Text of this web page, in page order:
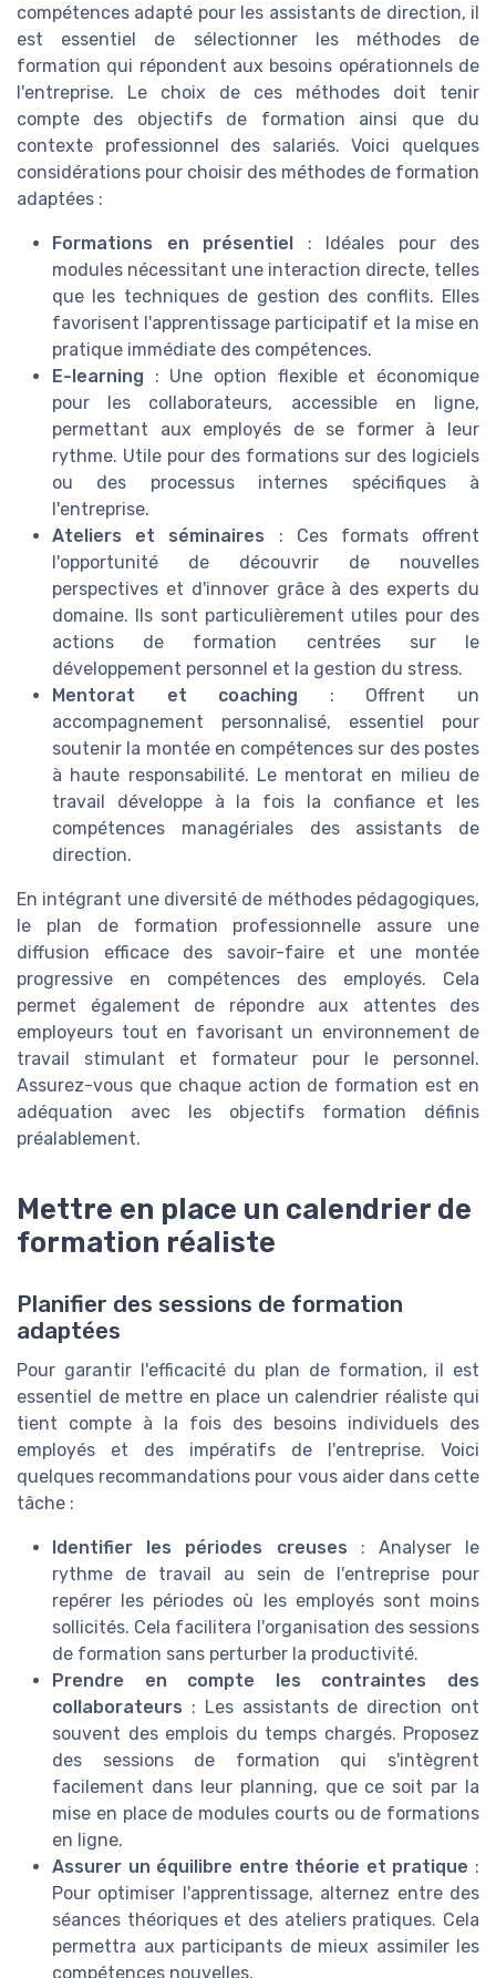
compétences adapté pour les assistants de direction, il
est essentiel de sélectionner les méthodes de
formation qui répondent aux besoins opérationnels de
l'entreprise. Le choix de ces méthodes doit tenir
compte des objectifs de formation ainsi que du
contexte professionnel des salariés. Voici quelques
considérations pour choisir des méthodes de formation
adaptées :
Formations en présentiel : Idéales pour des
modules nécessitant une interaction directe, telles
que les techniques de gestion des conflits. Elles
favorisent l'apprentissage participatif et la mise en
pratique immédiate des compétences.
E-learning : Une option flexible et économique
pour les collaborateurs, accessible en ligne,
permettant aux employés de se former à leur
rythme. Utile pour des formations sur des logiciels
ou des processus internes spécifiques à
l'entreprise.
Ateliers et séminaires : Ces formats offrent
l'opportunité de découvrir de nouvelles
perspectives et d'innover grâce à des experts du
domaine. Ils sont particulièrement utiles pour des
actions de formation centrées sur le
développement personnel et la gestion du stress.
Mentorat et coaching : Offrent un
accompagnement personnalisé, essentiel pour
soutenir la montée en compétences sur des postes
à haute responsabilité. Le mentorat en milieu de
travail développe à la fois la confiance et les
compétences managériales des assistants de
direction.
En intégrant une diversité de méthodes pédagogiques,
le plan de formation professionnelle assure une
diffusion efficace des savoir-faire et une montée
progressive en compétences des employés. Cela
permet également de répondre aux attentes des
employeurs tout en favorisant un environnement de
travail stimulant et formateur pour le personnel.
Assurez-vous que chaque action de formation est en
adéquation avec les objectifs formation définis
préalablement.
Mettre en place un calendrier de
formation réaliste
Planifier des sessions de formation
adaptées
Pour garantir l'efficacité du plan de formation, il est
essentiel de mettre en place un calendrier réaliste qui
tient compte à la fois des besoins individuels des
employés et des impératifs de l'entreprise. Voici
quelques recommandations pour vous aider dans cette
tâche :
Identifier les périodes creuses : Analyser le
rythme de travail au sein de l'entreprise pour
repérer les périodes où les employés sont moins
sollicités. Cela facilitera l'organisation des sessions
de formation sans perturber la productivité.
Prendre en compte les contraintes des
collaborateurs : Les assistants de direction ont
souvent des emplois du temps chargés. Proposez
des sessions de formation qui s'intègrent
facilement dans leur planning, que ce soit par la
mise en place de modules courts ou de formations
en ligne.
Assurer un équilibre entre théorie et pratique :
Pour optimiser l'apprentissage, alternez entre des
séances théoriques et des ateliers pratiques. Cela
permettra aux participants de mieux assimiler les
compétences nouvelles.